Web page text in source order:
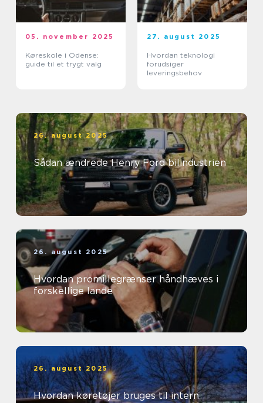
05. november 2025
Køreskole i Odense:
guide til et trygt valg
27. august 2025
Hvordan teknologi
forudsiger
leveringsbehov
26. august 2025
Sådan ændrede Henry Ford bilindustrien
26. august 2025
Hvordan promillegrænser håndhæves i
forskellige lande
26. august 2025
Hvordan køretøjer bruges til intern